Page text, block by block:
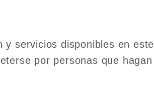
y servicios disponibles en este
por personas que hagan